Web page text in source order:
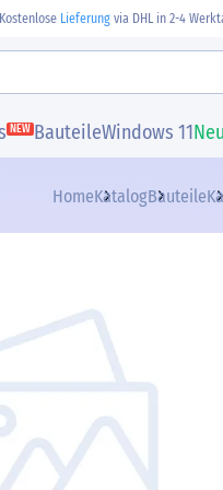
Kostenlose Lieferung via DHL in 2-4
NEW BauteileWindows 11Neu
HomeKatalogBauteile